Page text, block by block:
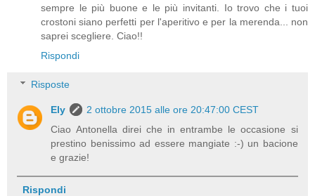
sempre le più buone e le più invitanti. Io trovo che i tuoi
crostoni siano perfetti per l'aperitivo e per la merenda... non
saprei scegliere. Ciao!!
Rispondi
Risposte
Ely
2 ottobre 2015 alle ore 20:47:00 CEST
Ciao Antonella direi che in entrambe le occasione si
prestino benissimo ad essere mangiate :-) un bacione
e grazie!
Rispondi